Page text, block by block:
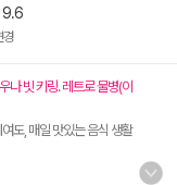
9.6
경
나 빗 키링. 레트로 물병(이
도, 매일 맛있는 음식 생활